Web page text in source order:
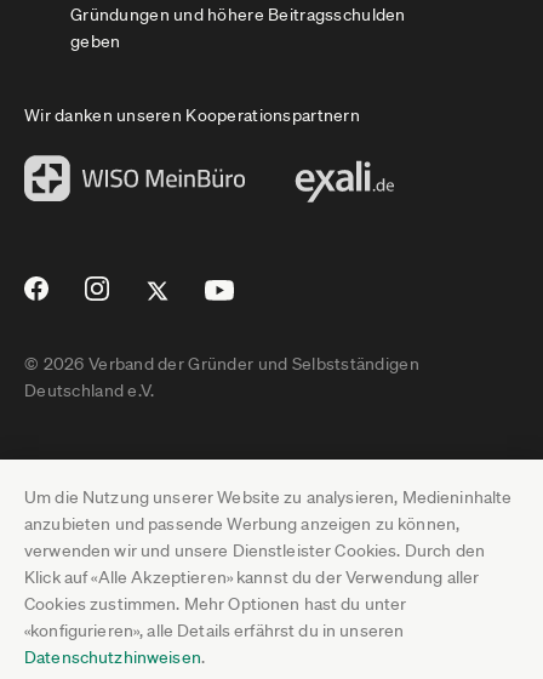
Um die Nutzung unserer Website zu analysieren, Medieninhalte
anzubieten und passende Werbung anzeigen zu können,
verwenden wir und unsere Dienstleister Cookies. Durch den
Klick auf «Alle Akzeptieren» kannst du der Verwendung aller
Cookies zustimmen. Mehr Optionen hast du unter
«konfigurieren», alle Details erfährst du in unseren
Datenschutzhinweisen.
Gründungen und höhere Beitragsschulden
geben
Wir danken unseren Kooperationspartnern
© 2026 Verband der Gründer und Selbstständigen
Deutschland e.V.
Impressum
Datenschutz
Pressebereich
Jobs